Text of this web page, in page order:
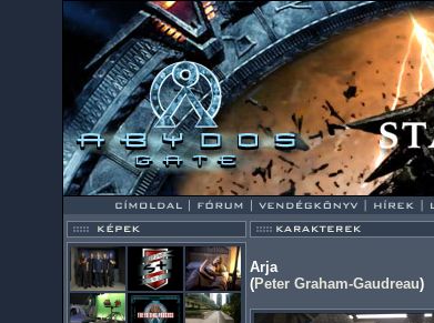
Arja
(Peter Graham-Gaudreau)